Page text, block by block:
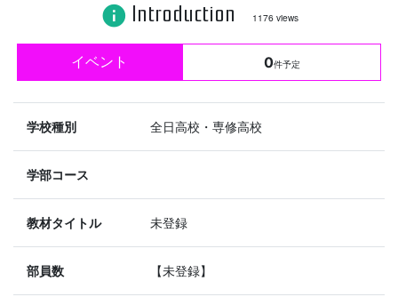
info Introduction 1176 views
イベント 0件予定
学校種別 全日高校・専修高校
学部コース
教材タイトル 未登録
部員数 【未登録】